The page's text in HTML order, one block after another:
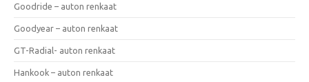
Goodride – auton renkaat
Goodyear – auton renkaat
GT-Radial- auton renkaat
Hankook – auton renkaat